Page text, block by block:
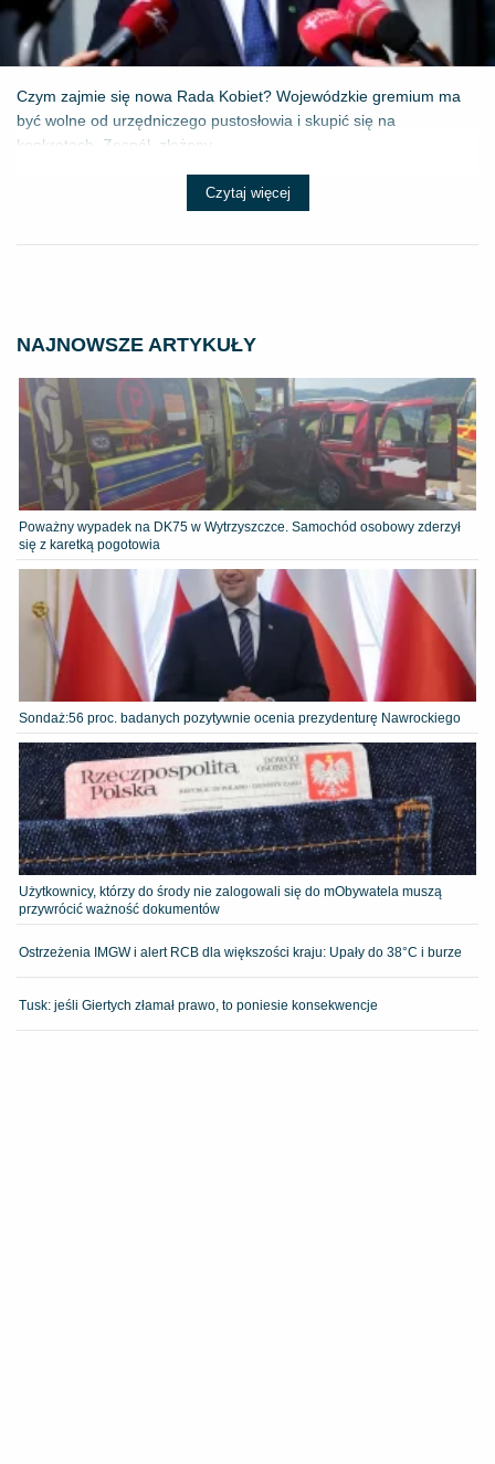
Czym zajmie się nowa Rada Kobiet? Wojewódzkie gremium ma
być wolne od urzędniczego pustosłowia i skupić się na
konkretach. Zespół, złożony...
Czytaj więcej
NAJNOWSZE ARTYKUŁY
Poważny wypadek na DK75 w Wytrzyszczce. Samochód osobowy zderzył
się z karetką pogotowia
​Sondaż:56 proc. badanych pozytywnie ocenia prezydenturę Nawrockiego
Użytkownicy, którzy do środy nie zalogowali się do mObywatela muszą
przywrócić ważność dokumentów
Ostrzeżenia IMGW i alert RCB dla większości kraju: Upały do 38°C i burze
Tusk: jeśli Giertych złamał prawo, to poniesie konsekwencje